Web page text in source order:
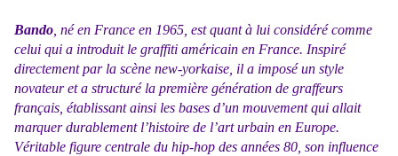
Bando , né en France en 1965, est quant à lui considéré comme
celui qui a introduit le graffiti américain en France. Inspiré
directement par la scène new-yorkaise, il a imposé un style
novateur et a structuré la première génération de graffeurs
français, établissant ainsi les bases d’un mouvement qui allait
marquer durablement l’histoire de l’art urbain en Europe.
Véritable figure centrale du hip-hop des années 80, son influence